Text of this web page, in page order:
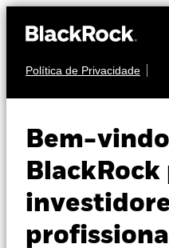
Política de Privacidade
Bem-
BlackRock
Perspectivas
Visão de mercado
Recursos